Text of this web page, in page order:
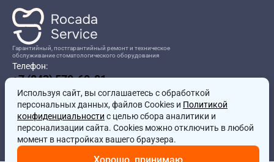
Гарантийный, постгарантийный ремонт и техническое
обслуживание стоматологического оборудования
Телефон:
+7 (843) 570-60-81
Режим работы:8:00-17:00
Адрес:
г.Казань, ул.Проспект Победы, д.204в
Почта:
service@rocadamed.ru
Используя сайт, вы соглашаетесь с обработкой
персональных данных, файлов Cookies и Политикой
конфиденциальности с целью сбора аналитики и
персонализации сайта. Cookies можно отключить в любой
момент в настройках вашего браузера.